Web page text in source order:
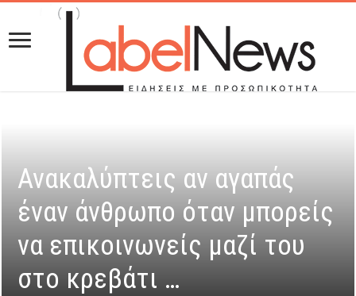
Ανακαλύπτεις αν αγαπάς
έναν άνθρωπο όταν μπορείς
να επικοινωνείς μαζί του
στο κρεβάτι …